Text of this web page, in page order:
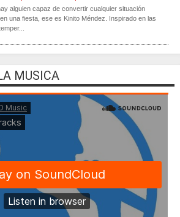
alguien capaz de convertir cualquier situación
una fiesta, ese es Kinito Méndez. Inspirado en las
MUSICA